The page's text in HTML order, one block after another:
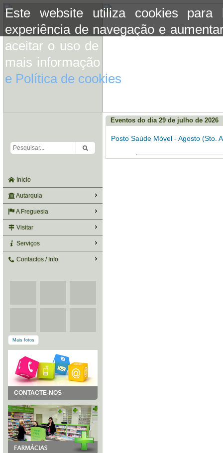
Este website utiliza cookies para
experiência de navegação e
aceitar o uso de cookies basta
mais informação consulte a
e Política de cookies
Início
Autarquia
A Freguesia
Visitar
Serviços
Contactos / Info
Mais fotos
CONTACTE-NOS
Eventos do dia 29 de julho de 2026
Posto Saúde Móvel - Agosto (Sto.